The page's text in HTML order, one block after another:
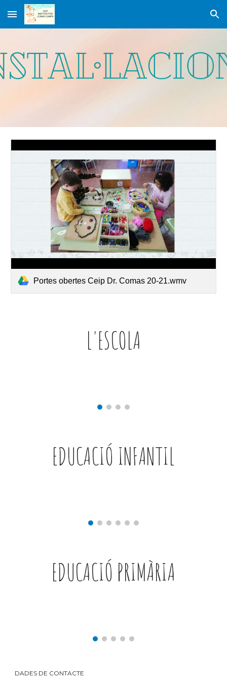
Skip to main content Skip to navigation
Portes obertes Ceip Dr. Comas 20-21.wmv
L'ESCOLA
EDUCACIÓ INFANTIL
EDUCACIÓ PRIMÀRIA
DADES DE CONTACTE